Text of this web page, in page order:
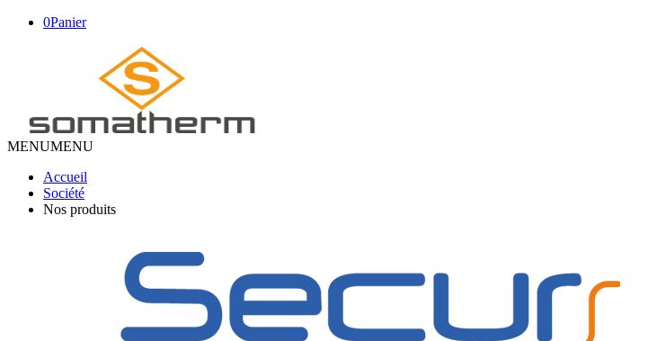
0Panier
MENUMENU
Accueil
Société
Nos produits